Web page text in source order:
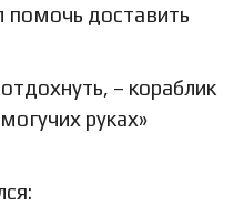
доставить
– кораблик
руках»